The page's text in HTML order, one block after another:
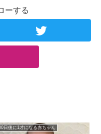
ーする
日後に1才になる赤ちゃん